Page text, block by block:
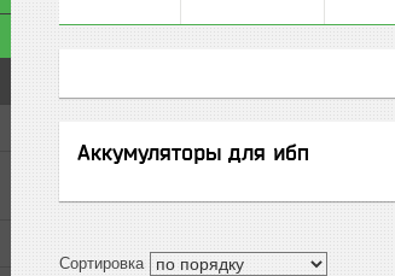
Аккумуляторы для ибп